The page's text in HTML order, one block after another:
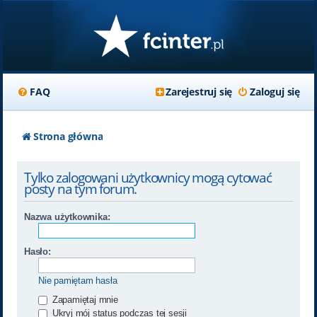
FAQ Zaloguj się
Zarejestruj się
Strona główna
Tylko zalogowani użytkownicy mogą cytować
posty na tym forum.
Nazwa użytkownika:
Hasło:
Nie pamiętam hasła
Zapamiętaj mnie
Ukryj mój status podczas tej sesji